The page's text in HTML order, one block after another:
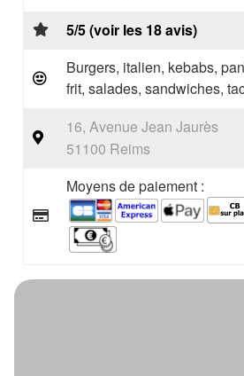
5/5 (voir les 18 avis)
Burgers, italien, kebabs,
frit, salades, sandwiches,
16, Avenue Jean Jaurès
51100 Reims
Moyens de paiement :